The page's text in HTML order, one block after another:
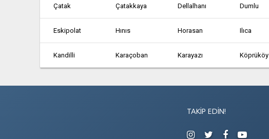
Çatak Çatakkaya Dellalhanı Dumlu
Eskipolat Hınıs Horasan Ilıca
Kandilli Karaçoban Karayazı Köprüköy
TAKIP EDIN!